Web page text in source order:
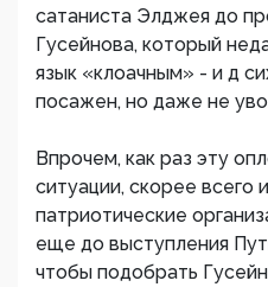
сатаниста Элджея до
Гусейнова, который
язык «клоачным» - и д
посажен, но даже не
Впрочем, как раз эту
ситуации, скорее всего
патриотические
еще до выступления
чтобы подобрать